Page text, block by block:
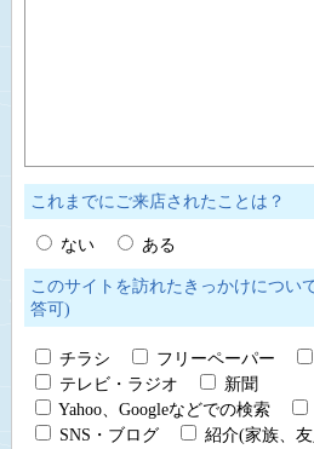
これまでにご来店されたことは？
ない ある
このサイトを訪れたきっかけについ
答可)
チラシ フリーペーパー
テレビ・ラジオ
新聞
Yahoo、Googleなどでの検索
SNS・ブログ
紹介(家族、